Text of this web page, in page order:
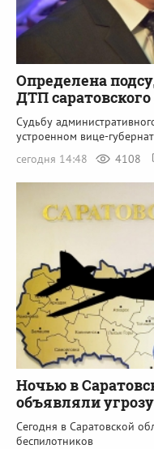
Определена
ДТП
Судьбу
устроенном вице-
сегодня 14:48
4108
Ночью в
объявляли
Сегодня в Саратовской
беспилотников